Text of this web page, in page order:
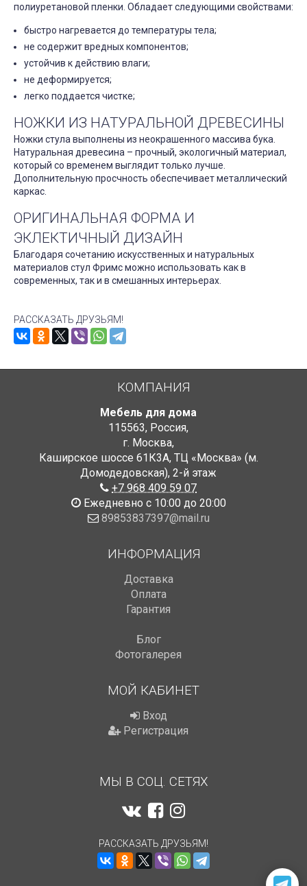
полиуретановой пленки. Обладает следующими свойствами:
быстро нагревается до температуры тела;
не содержит вредных компонентов;
устойчив к действию влаги;
не деформируется;
легко поддается чистке;
НОЖКИ ИЗ НАТУРАЛЬНОЙ ДРЕВЕСИНЫ
Ножки стула выполнены из неокрашенного массива бука.
Натуральная древесина – прочный, экологичный материал,
который со временем выглядит только лучше.
Дополнительную просчность обеспечивает металлический
каркас.
ОРИГИНАЛЬНАЯ ФОРМА И
ЭКЛЕКТИЧНЫЙ ДИЗАЙН
Благодаря сочетанию искусственных и натуральных
материалов стул Фримс можно использовать как в
современных, так и в смешанных интерьерах.
РАССКАЗАТЬ ДРУЗЬЯМ!
КОМПАНИЯ
Мебель для дома
115563, Россия,
г. Москва,
Каширское шоссе 61К3А, ТЦ «Москва» (м.
Домодедовская), 2-й этаж
+7 968 409 59 07
Ежедневно с 10:00 до 20:00
89853837397@mail.ru
ИНФОРМАЦИЯ
Доставка
Оплата
Гарантия
Блог
Фотогалерея
МОЙ КАБИНЕТ
Вход
Регистрация
МЫ В СОЦ. СЕТЯХ
РАССКАЗАТЬ ДРУЗЬЯМ!